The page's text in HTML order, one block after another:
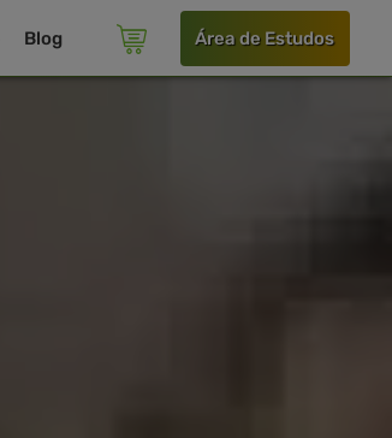
Blog Área de Estudos